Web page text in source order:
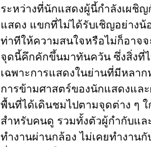
ระหว่างที่นักแสดงผู้นี้กำลังเผชิ
แสดง แขกที่ไม่ได้รับเชิญอย่างน้
ท่าทีให้ความสนใจหรือไม่ก็อาจ
จุดนี้คึกคักขึ้นมาทันควัน ซึ่งสิ่งที่
เฉพาะการแสดงในย่านที่มีหลา
การข้ามศาสตร์ของนักแสดงแล
พื้นที่ได้เดินชมไปตามจุดต่าง ๆ
สำหรับคนดู รวมทั้งตัวผู้กำกับแ
ทำงานผ่านกล้อง ไม่เคยทำงาน